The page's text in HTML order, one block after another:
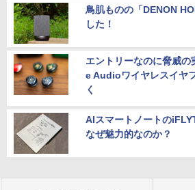
鳥肌ものの「DENON
した！
エントリーなのに脅威
e Audioワイヤレスイヤ
く
AIスマートノートの
なぜ魅力的なのか？